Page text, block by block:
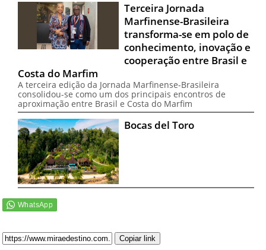
Terceira Jornada
Marfinense-Brasileira
transforma-se em polo de
conhecimento, inovação e
cooperação entre Brasil e
Costa do Marfim
A terceira edição da Jornada Marfinense-Brasileira
consolidou-se como um dos principais encontros de
aproximação entre Brasil e Costa do Marfim
Bocas del Toro
Copiar link